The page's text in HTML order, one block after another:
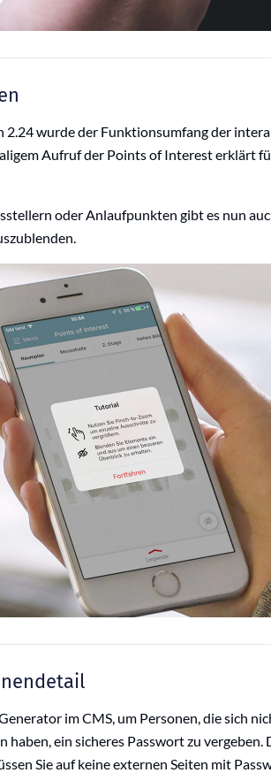
wurde der Funktionsumfang der
Aufruf der Points of Interest erklärt
oder Anlaufpunkten gibt es nun
im CMS, um Personen, die sich
ein sicheres Passwort zu
Sie auf keine externen Seiten mit